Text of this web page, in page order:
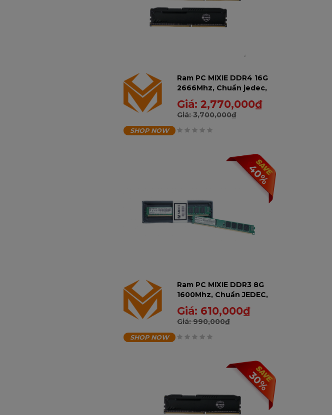
Ram PC MIXIE DDR4 16G
2666Mhz, Chuẩn jedec,
AMD & Intel Có tản,
màu đen, Bảo hành 60
tháng - 16GD2666RA-U
Giá: 2,770,000₫
Giá:3,700,000₫
SHOP NOW
40%
Ram PC MIXIE DDR3 8G
1600Mhz, Chuẩn JEDEC,
Không tản, Bảo hành
36 tháng - 8GD31600-U
Giá: 610,000₫
Giá:990,000₫
SHOP NOW
30%